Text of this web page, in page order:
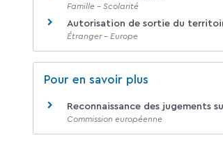
Famille - Scolarité
Autorisation de sortie du
Étranger - Europe
Pour en savoir plus
Reconnaissance des jugements
Commission européenne